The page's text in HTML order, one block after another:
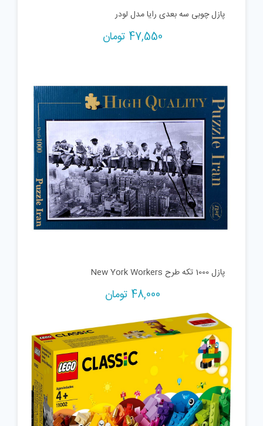
پازل چوبی سه بعدی رایا مدل لودر
47,550 تومان
پازل 1000 تکه طرح New York Workers
48,000 تومان